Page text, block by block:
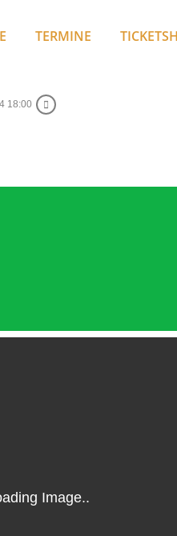
TERMINE
18:00